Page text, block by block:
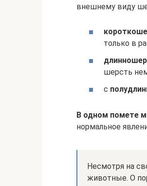
внешнему виду
только в
шерсть
с
В одном помете
нормальное
Несмотря на
животные. О